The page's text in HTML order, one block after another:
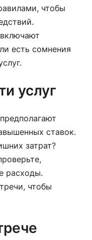
чтобы
есть сомнения
услуг
ставок.
затрат?
расходы.
чтобы